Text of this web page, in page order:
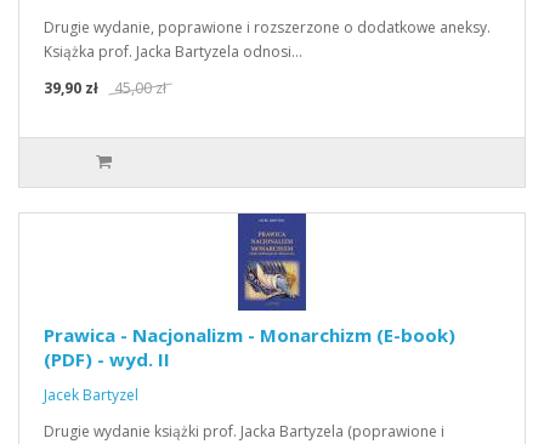
Drugie wydanie, poprawione i rozszerzone o dodatkowe aneksy.
Książka prof. Jacka Bartyzela odnosi…
39,90 zł
45,00 zł
Prawica - Nacjonalizm - Monarchizm (E-book)
(PDF) - wyd. II
Jacek Bartyzel
Drugie wydanie książki prof. Jacka Bartyzela (poprawione i